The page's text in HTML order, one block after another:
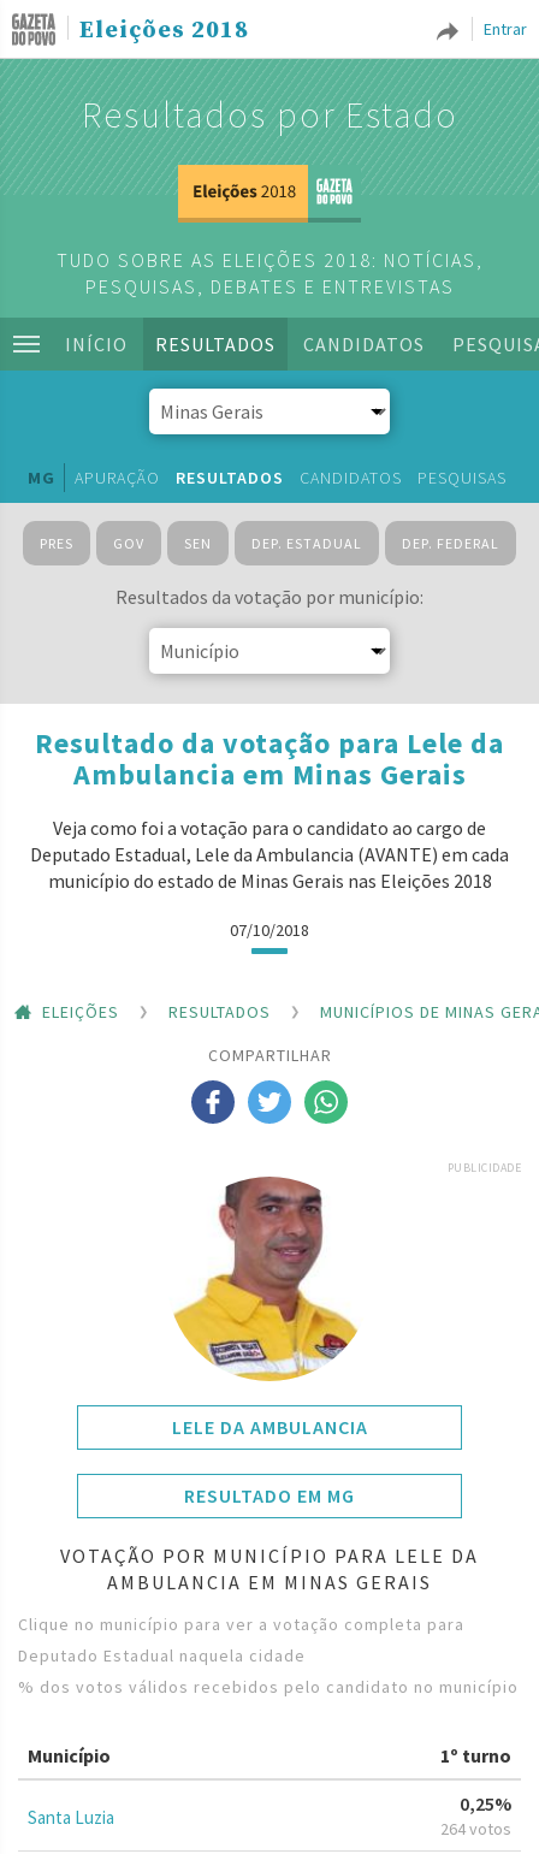
Entrar
Eleições 2018
Resultados por Estado
TUDO SOBRE AS ELEIÇÕES 2018: NOTÍCIAS,
PESQUISAS, DEBATES E ENTREVISTAS
INÍCIO RESULTADOS CANDIDATOS
MG APURAÇÃO RESULTADOS CANDIDATOS PESQUISAS
PRES GOV SEN DEP. ESTADUAL DEP. FEDERAL
Resultados da votação por município:
Resultado da votação para Lele da
Ambulancia em Minas Gerais
Veja como foi a votação para o candidato ao cargo de
Deputado Estadual, Lele da Ambulancia (AVANTE) em cada
município do estado de Minas Gerais nas Eleições 2018
07/10/2018
ELEIÇÕES RESULTADOS
MUNICÍPIOS DE MINAS
COMPARTILHAR
PUBLICIDADE
LELE DA AMBULANCIA
RESULTADO EM MG
VOTAÇÃO POR MUNICÍPIO PARA LELE DA
AMBULANCIA EM MINAS GERAIS
Clique no município para ver a votação completa para
Deputado Estadual naquela cidade
% dos votos válidos recebidos pelo candidato no município
Município 1º turno
Santa Luzia
0,25%
264 votos